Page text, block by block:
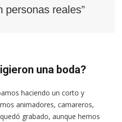
personas reales”
una boda?
haciendo un corto y
animadores, camareros,
grabado, aunque hemos